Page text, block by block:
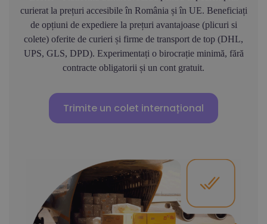
curierat la prețuri accesibile în România și în UE. Beneficiați
de opțiuni de expediere la prețuri avantajoase (plicuri si
colete) oferite de curieri și firme de transport de top (DHL,
UPS, GLS, DPD). Experimentați o birocrație minimă, fără
contracte obligatorii și un cont gratuit.
Trimite un colet internațional